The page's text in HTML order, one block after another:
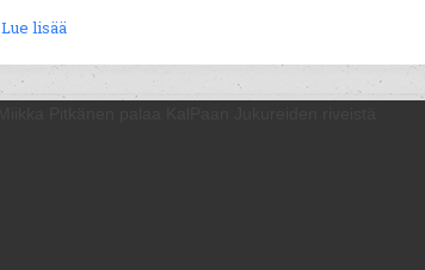
Lue lisää